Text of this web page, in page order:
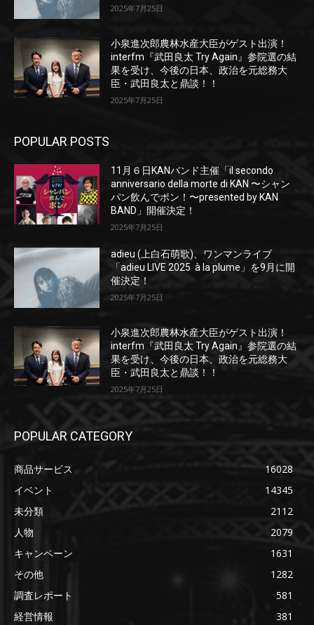
2025年7月25日
小泉進次郎農林水産大臣がゲスト出演！
interfm『武田良太 Try Again』参院選の結
果を受け、今後の日本、政治を元総務大
臣・武田良太と鼎談！！
2025年7月25日
POPULAR POSTS
11月６日KANバンド主催「il secondo
anniversario della morte di KAN 〜シャン
パン飲んでポン！〜presented by KAN
BAND」開催決定！
2025年7月25日
adieu (上白石萌歌)、ワンマンライブ
「adieu LIVE 2025 à la plume」を9月に開
催決定！
2025年7月25日
小泉進次郎農林水産大臣がゲスト出演！
interfm『武田良太 Try Again』参院選の結
果を受け、今後の日本、政治を元総務大
臣・武田良太と鼎談！！
2025年7月25日
POPULAR CATEGORY
商品サービス
16028
イベント
14345
未分類
2112
人物
2079
キャンペーン
1631
その他
1282
調査レポート
581
経営情報
381